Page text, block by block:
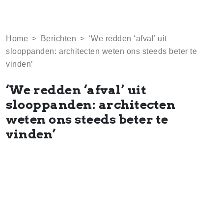
Home > Berichten > ‘We redden ‘afval’ uit
slooppanden: architecten weten ons steeds beter te
vinden’
‘We redden ‘afval’ uit
slooppanden: architecten
weten ons steeds beter te
vinden’